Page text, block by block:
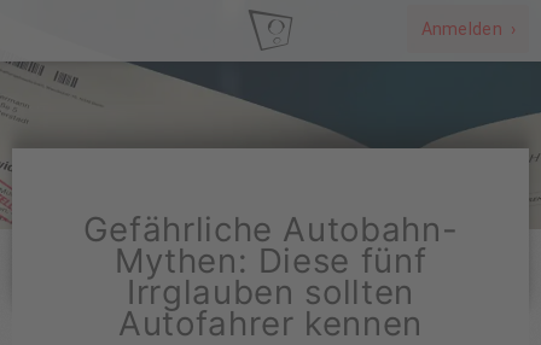
Anmelden ›
Gefährliche Autobahn-
Mythen: Diese fünf
Irrglauben sollten
Autofahrer kennen